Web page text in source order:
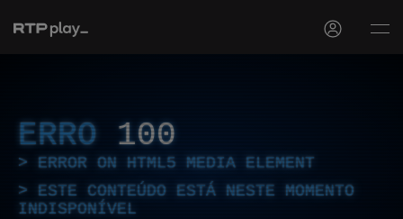
ERRO 100
ERROR ON HTML5 MEDIA ELEMENT
ESTE CONTEÚDO ESTÁ NESTE MOMENTO
INDISPONÍVEL